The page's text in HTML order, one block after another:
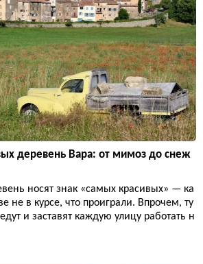
деревень Вара: от мимоз до снеж
носят знак «самых красивых» — ка
не в курсе, что проиграли. Впрочем, ту
и заставят каждую улицу работать н